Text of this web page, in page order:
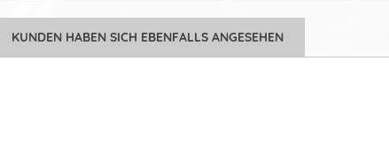
KUNDEN HABEN SICH EBENFALLS ANGESEHEN